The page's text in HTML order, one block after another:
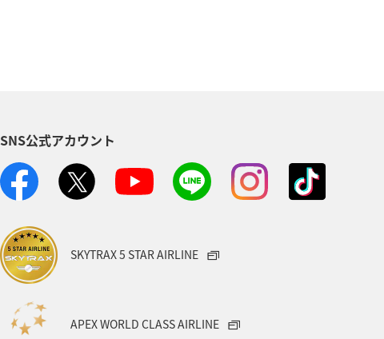
SNS公式アカウント
SKYTRAX 5 STAR AIRLINE
APEX WORLD CLASS AIRLINE